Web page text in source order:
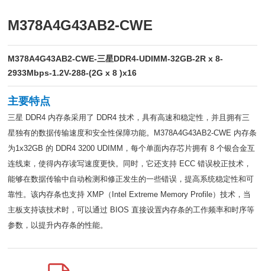
M378A4G43AB2-CWE
M378A4G43AB2-CWE-三星DDR4-UDIMM-32GB-2R x 8-
2933Mbps-1.2V-288-(2G x 8 )x16
主要特点
三星 DDR4 内存条采用了 DDR4 技术，具有高速和稳定性，并且拥有三
星独有的数据传输速度和安全性保障功能。M378A4G43AB2-CWE 内存条
为1x32GB 的 DDR4 3200 UDIMM，每个单面内存芯片拥有 8 个银合金互
连线束，使得内存读写速度更快。同时，它还支持 ECC 错误校正技术，
能够在数据传输中自动检测和修正发生的一些错误，提高系统稳定性和可
靠性。该内存条也支持 XMP（Intel Extreme Memory Profile）技术，当
主板支持该技术时，可以通过 BIOS 直接设置内存条的工作频率和时序等
参数，以提升内存条的性能。